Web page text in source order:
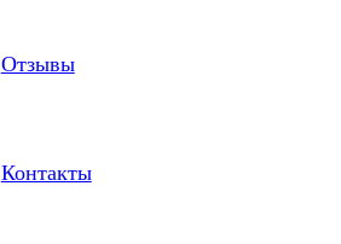
Отзывы
Контакты